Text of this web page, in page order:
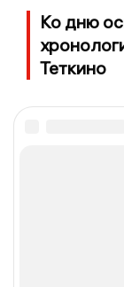
Ко дню
Теткино